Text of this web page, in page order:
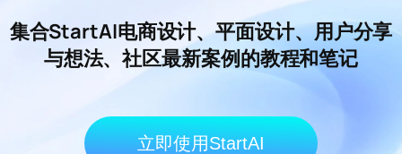
集合StartAI电商设计、平面设计、用户分享
与想法、社区最新案例的教程和笔记
立即使用StartAI